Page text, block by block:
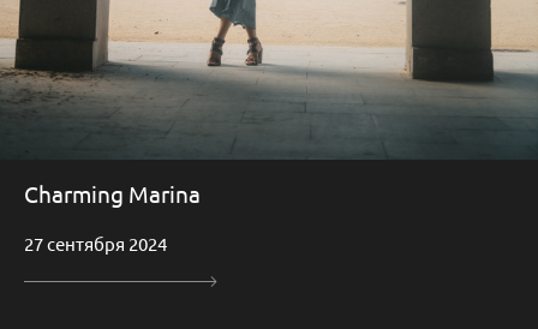
Charming Marina
27 сентября 2024